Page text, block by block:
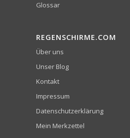
Glossar
REGENSCHIRME.COM
Über uns
Unser Blog
Kontakt
Impressum
Datenschutzerklärung
Mein Merkzettel